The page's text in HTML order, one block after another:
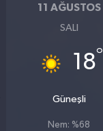
11 AĞUSTOS
SALI
18°
Güneşli
Nem: %68